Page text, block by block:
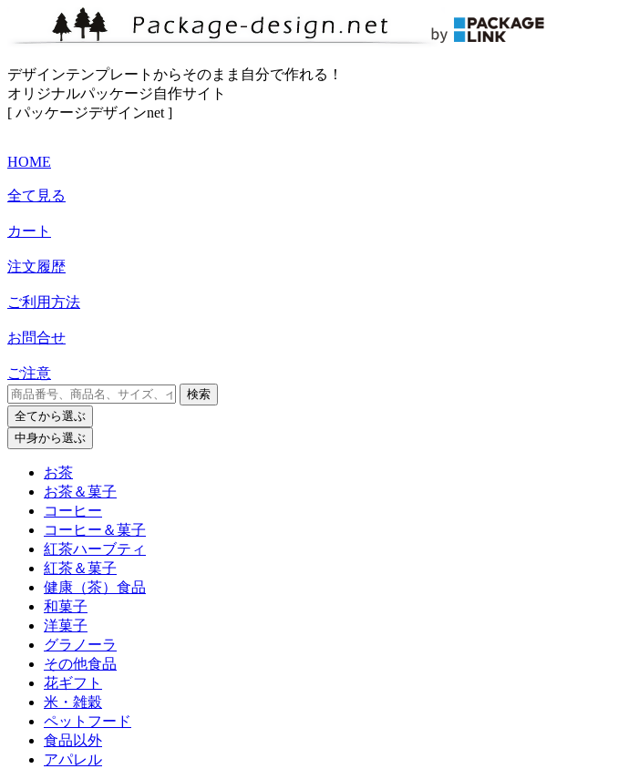
デザインテンプレートからそのまま自分で作れる！
オリジナルパッケージ自作サイト
[ パッケージデザインnet ]
HOME
全て見る
カート
注文履歴
ご利用方法
お問合せ
ご注意
検索
全てから選ぶ
中身から選ぶ
お茶
お茶＆菓子
コーヒー
コーヒー＆菓子
紅茶ハーブティ
紅茶＆菓子
健康（茶）食品
和菓子
洋菓子
グラノーラ
その他食品
花ギフト
米・雑穀
ペットフード
食品以外
アパレル